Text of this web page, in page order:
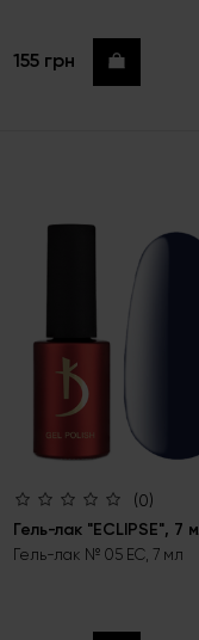
155 грн Купить
(0)
Гель-лак "ECLIPSE", 7
Гель-лак № 05 EC, 7 мл